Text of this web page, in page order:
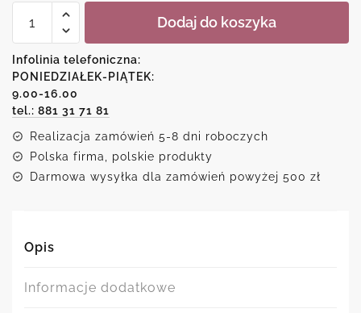
Plakat
po
angielsku:
taking
photos...
Dodaj do koszyka
Infolinia telefoniczna:
PONIEDZIAŁEK-PIĄTEK:
9.00-16.00
tel.: 881 31 71 81
Realizacja zamówień 5-8 dni roboczych
Polska firma, polskie produkty
Darmowa wysyłka dla zamówień powyżej 500 zł
Opis
Informacje dodatkowe